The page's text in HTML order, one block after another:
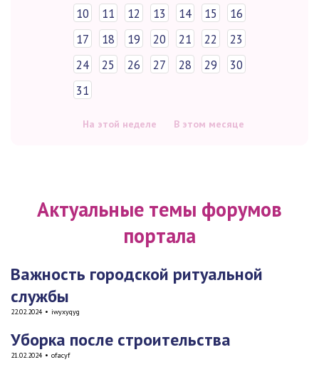
10
11 12 13 14 15
16
17
18 19 20 21 22
23
24
25 26 27 28 29
30
31
На этой неделе В этом месяце
Актуальные темы форумов
портала
Важность городской ритуальной
службы
22.02.2024 • iwyxyqyg
Уборка после строительства
21.02.2024 • ofacyf